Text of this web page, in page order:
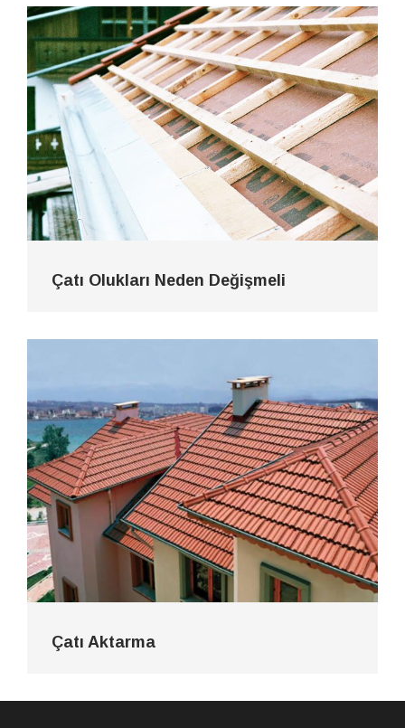
Çatı Olukları Neden Değişmeli
Çatı Aktarma